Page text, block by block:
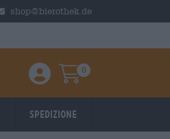
shop@bierothek.de
Einloggen / Anmelden
Warenkorb
0
Spedizione